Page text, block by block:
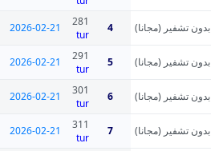
بدون تشفير (مجانا) 4
281
tur
2026-02-21
بدون تشفير (مجانا) 5
291
tur
2026-02-21
بدون تشفير (مجانا) 6
301
tur
2026-02-21
بدون تشفير (مجانا) 7
311
tur
2026-02-21